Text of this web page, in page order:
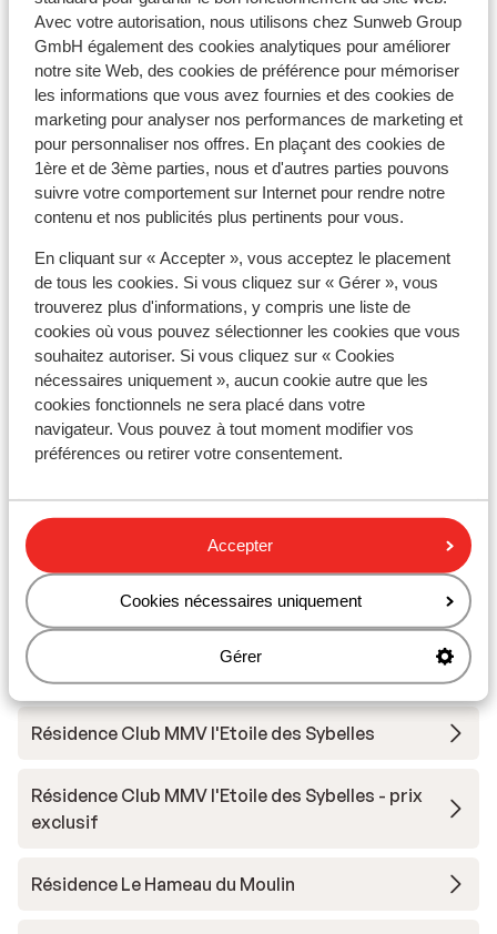
Avec votre autorisation, nous utilisons chez Sunweb Group
GmbH également des cookies analytiques pour améliorer
notre site Web, des cookies de préférence pour mémoriser
les informations que vous avez fournies et des cookies de
marketing pour analyser nos performances de marketing et
pour personnaliser nos offres. En plaçant des cookies de
1ère et de 3ème parties, nous et d'autres parties pouvons
suivre votre comportement sur Internet pour rendre notre
contenu et nos publicités plus pertinents pour vous.
En cliquant sur « Accepter », vous acceptez le placement
de tous les cookies. Si vous cliquez sur « Gérer », vous
trouverez plus d'informations, y compris une liste de
cookies où vous pouvez sélectionner les cookies que vous
souhaitez autoriser. Si vous cliquez sur « Cookies
nécessaires uniquement », aucun cookie autre que les
cookies fonctionnels ne sera placé dans votre
navigateur. Vous pouvez à tout moment modifier vos
préférences ou retirer votre consentement.
Accepter
Cookies nécessaires uniquement
Gérer
À proximité
Distance du centre-ville: environ 600 mètres
Distance jusqu'à la gare gare de saint jean de
maurienne environ 23 kilomètres
Distance jusqu'aux remontées mécaniques
environ 700 mètres
Distance aux magasins les plus proches environ
Forfait, cours et matériel de ski
Forfait remontées mécaniques
Cours de ski
Autres hébergements - Les Sybelles
Chalet la Marmotte
Chalets des Ecrins
Résidence Club MMV l'Etoile des Sybelles
Résidence Club MMV l'Etoile des Sybelles - prix
exclusif
Résidence Le Hameau du Moulin